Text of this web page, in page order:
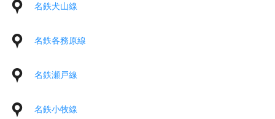
名鉄犬山線
名鉄各務原線
名鉄瀬戸線
名鉄小牧線